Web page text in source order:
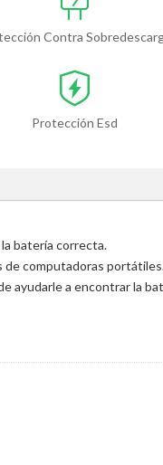
Contra
Protección Esd
batería correcta.
computadoras
ayudarle a encontrar la